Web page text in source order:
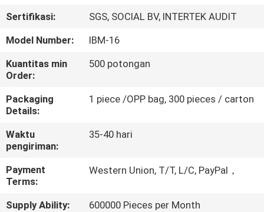
TUR
PABRIK
KONTROL
KUALITAS
SITEMAP
PRIVACY
POLICY
Sertifikasi:
SGS, SOCIAL BV, INTERTEK AUDIT
Model Number:
IBM-16
Kuantitas min
Order:
500 potongan
Packaging
Details:
1 piece /OPP bag, 300 pieces / carton
Waktu
pengiriman:
35-40 hari
Payment
Terms:
Western Union, T/T, L/C, PayPal，
Supply Ability:
600000 Pieces per Month